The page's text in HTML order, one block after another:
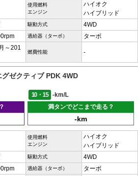
使用燃料
エンジン
ハイオク
ハイブリッド
駆動方式 4WD
過給器（ターボ） ターボ
～201
燃費性能 -
ゼクティブ PDK 4WD
10・15
-km/L
満タンでどこまで走る？
-km
使用燃料
エンジン
ハイオク
ハイブリッド
駆動方式 4WD
過給器（ターボ） ターボ